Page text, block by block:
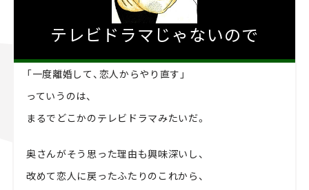
テレビドラマじゃないので
「一度離婚して、恋人からやり直す」
っていうのは、
まるでどこかのテレビドラマみたいだ。
奥さんがそう思った理由も興味深いし、
改めて恋人に戻ったふたりのこれから、